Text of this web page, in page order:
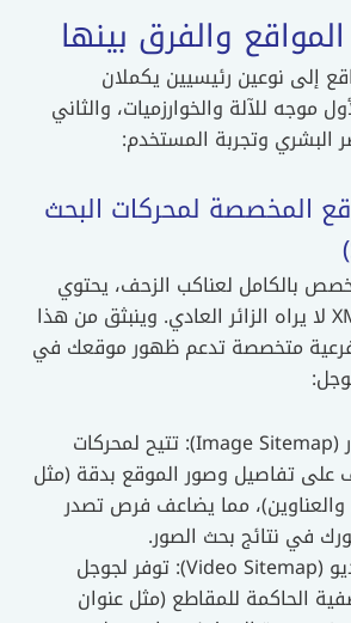
والفرق بينها
إلى نوعين رئيسيين يكملان
موجه للآلة والخوارزميات، والثاني
البشري وتجربة المستخدم:
المخصصة لمحركات البحث
بالكامل لعناكب الزحف، يحتوي
على كود بصيغة XML لا يراه الزائر العادي. وينبثق من هذا
فرعية متخصصة تدعم ظهور موقعك في
خريطة الصور (Image Sitemap): تتيح لمحركات
على تفاصيل وصور الموقع بدقة (مثل
والعناوين)، مما يضاعف فرص تصدر
في نتائج بحث الصور.
خريطة الفيديو (Video Sitemap): توفر لجوجل
الحاكمة للمقاطع (مثل عنوان